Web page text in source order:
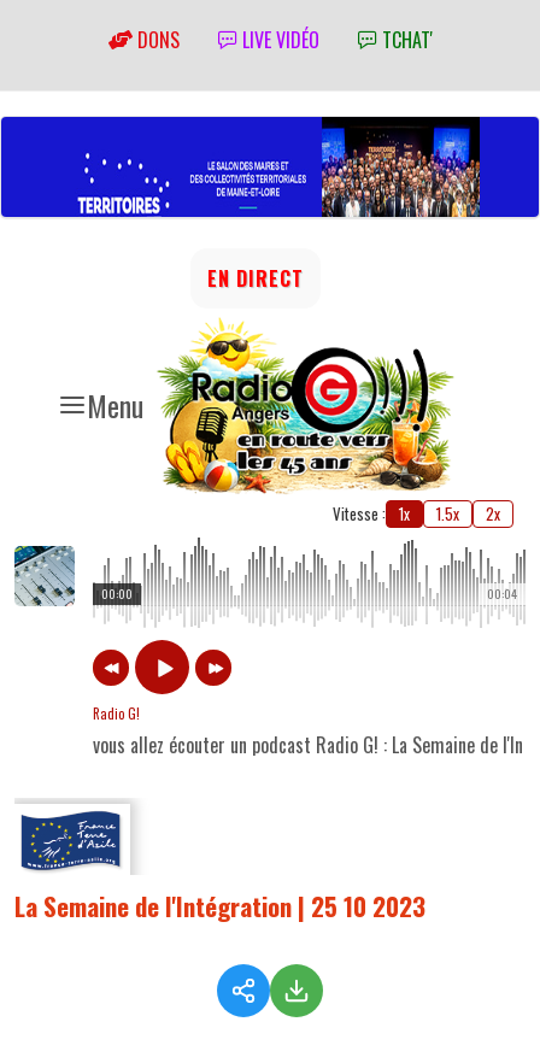
DONS LIVE VIDÉO TCHAT'
Menu
EN DIRECT
Vitesse : 1x 1.5x 2x
00:04
00:00
Radio G!
vous allez écouter un podcast Radio G! : La Semaine de
La Semaine de l'Intégration | 25 10 2023